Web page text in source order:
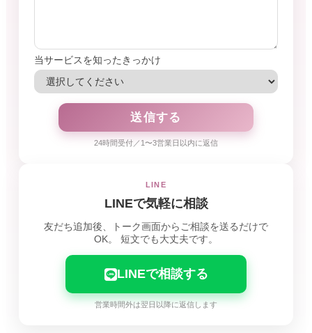
当サービスを知ったきっかけ
24時間受付／1〜3営業日以内に返信
LINE
LINEで気軽に相談
友だち追加後、トーク画面からご相談を送るだけで
OK。
短文でも大丈夫です。
LINEで相談する
営業時間外は翌日以降に返信します